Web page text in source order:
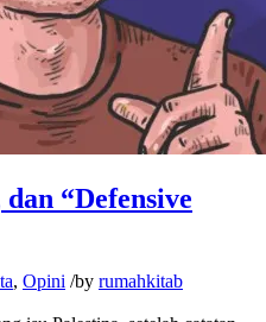
“Defensive
, Opini /by rumahkitab